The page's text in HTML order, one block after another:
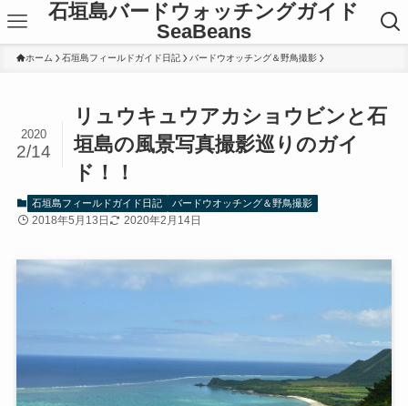
石垣島バードウォッチングガイド
SeaBeans
ホーム 石垣島フィールドガイド日記 バードウオッチング＆野鳥撮影
リュウキュウアカショウビンと石
垣島の風景写真撮影巡りのガイ
ド！！
2020
2/14
石垣島フィールドガイド日記 バードウオッチング＆野鳥撮影
2018年5月13日 2020年2月14日